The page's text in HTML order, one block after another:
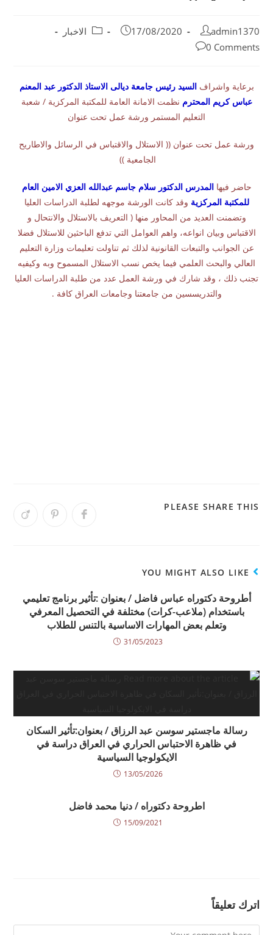
admin1370
17/08/2020
الاخبار
0 Comments
برعاية واشرافالسيد رئيس جامعة ديالى الاستاذ الدكتور عبد المعنم
عباس كريم المحترم نظمت الامانة العامة للمكتبة المركزية / شعبة
التعليم المستمر ورشة عمل تحت عنوان
ورشة عمل تحت عنوان (( الاستلال والاقتباس في الرسائل والاطاريح
الجامعية ))
حاضر فيهاالمدرس الدكتور سلام جاسم عبدالله العزي الامين العام
للمكتبة المركزية وقد كانت الورشة موجهه لطلبة الدراسات العليا
وتضمنت العديد من المحاور منها ( التعريف بالاستلال والانتحال و
الاقتباس وبيان انواعه، واهم العوامل التي تدفع الباحثين للاستلال فضلا
عن الجوانب والتبعات القانونية لذلك ثم تناولت تعليمات وزارة التعليم
العالي والبحث العلمي فيما يخص نسب الاستلال المسموح وبه وكيفيه
تجنب ذلك ، وقد شارك في ورشة العمل عدد من طلبة الدراسات العليا
والتدريسسين من جامعتنا وجامعات العراق كافة .
PLEASE SHARE THIS
YOU MIGHT ALSO LIKE
أطروحة دكتوراه عباس فاضل / بعنوان :تأثير برنامج تعليمي
باستخدام (ملاعب-كرات) مختلفة في التحصيل المعرفي
وتعلم بعض المهارات الاساسية بالتنس للطلاب
31/05/2023
رسالة ماجستير سوسن عبد الرزاق / بعنوان:تأثير السكان
في ظاهرة الاحتباس الحراري في العراق دراسة في
الايكولوجيا السياسية
13/05/2026
اطروحة دكتوراه / دنيا محمد فاضل
15/09/2021
اترك تعليقاً